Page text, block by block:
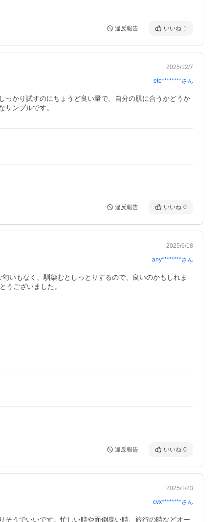
違反報告 いいね 1
2025/12/7
ete********さん
かり試すのにちょうど良い量で、自分の肌に合うかどうか
ンプルです。
違反報告 いいね 0
2025/6/18
any********さん
いもなく、馴染むとしっとりするので、良いのかもしれま
うございました。
違反報告 いいね 0
2025/1/23
cvx********さん
うでいいです。忙しい時や面倒臭い時、旅行の時などオー